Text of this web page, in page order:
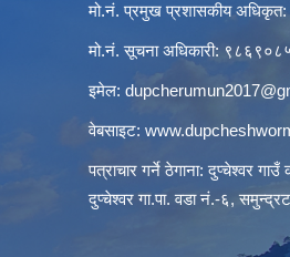
मो.नं. प्रमुख प्रशासकीय
मो.नं. सूचना अधिकारी:
इमेल:
वेबसाइट:
पत्राचार गर्ने ठेगाना: दुप्चेश्वर गाउँ
दुप्चेश्वर गा.पा. वडा नं.-६,